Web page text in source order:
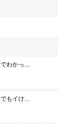
でわかっ…
もイけ…